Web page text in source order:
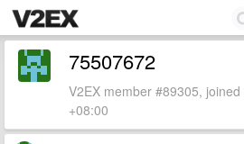
75507672
V2EX member #89305,
+08:00